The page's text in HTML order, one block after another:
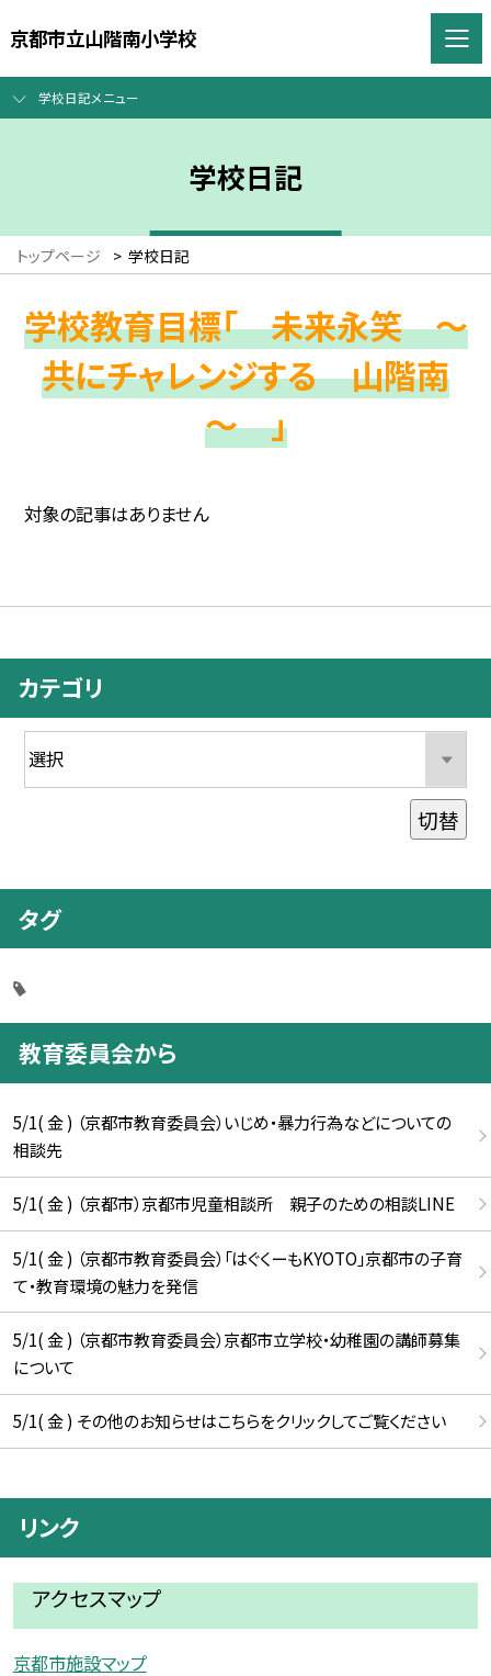
京都市立山階南小学校
学校日記メニュー
学校日記
トップページ > 学校日記
学校教育目標「 未来永笑 ～
共にチャレンジする 山階南
～ 」
対象の記事はありません
カテゴリ
切替
タグ
教育委員会から
5/1( 金 ) （京都市教育委員会）いじめ・暴力行為などについての
相談先
5/1( 金 ) （京都市）京都市児童相談所 親子のための相談LINE
5/1( 金 ) （京都市教育委員会）「はぐくーもKYOTO」京都市の子育
て・教育環境の魅力を発信
5/1( 金 ) （京都市教育委員会）京都市立学校・幼稚園の講師募集
について
5/1( 金 ) その他のお知らせはこちらをクリックしてご覧ください
リンク
アクセスマップ
京都市施設マップ